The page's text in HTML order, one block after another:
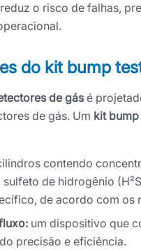
o risco de falhas,
do kit bump
de gásé
de gás. Um kit
contendo
de hidrogênio
de acordo com os
um dispositivo que
precisão e eficiência.